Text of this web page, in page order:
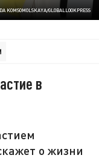
KOMSOMOLSKAYA/GLOBALLOOKPRESS
в
о жизни